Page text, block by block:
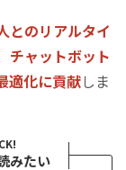
とのリアルタイ
チャットボット
適化に貢献しま
みたい